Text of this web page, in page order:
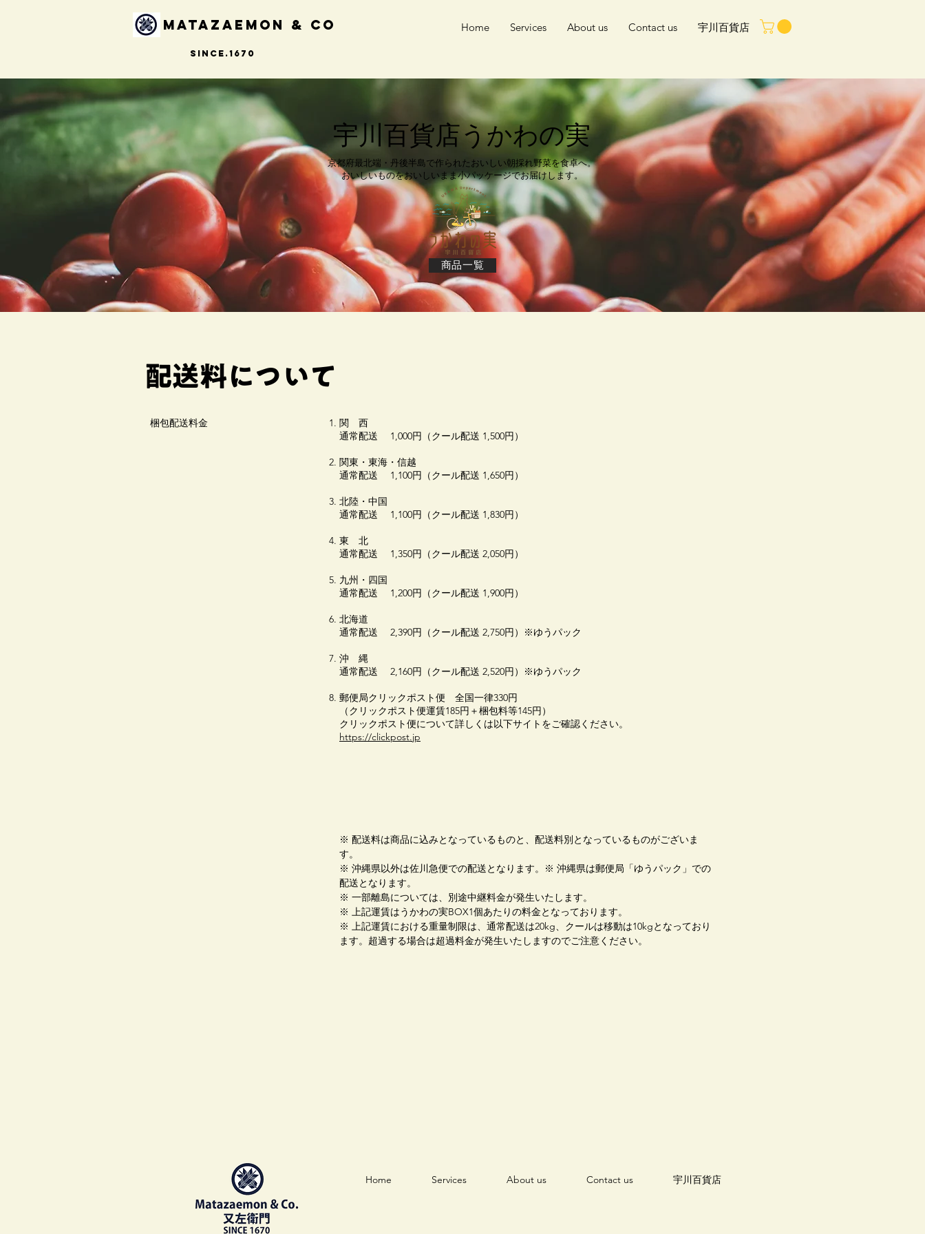
Matazaemon & Co Home Services About us Contact us 宇川百貨店
Since.1670
宇川百貨店うかわの実
京都府最北端・丹後半島で作られたおいしい朝採れ野菜を食卓へ。
おいしいものをおいしいまま小パッケージでお届けします。
商品一覧
配送料について
梱包配送料金
関 西
通常配送 1,000円（クール配送 1,500円）
関東・東海・信越
通常配送 1,100円（クール配送 1,650円）
北陸・中国
通常配送 1,100円（クール配送 1,830円）
東 北
通常配送 1,350円（クール配送 2,050円）
九州・四国
通常配送 1,200円（クール配送 1,900円）
北海道
通常配送 2,390円（クール配送 2,750円）※ゆうパック
​沖 縄
通常配送 2,160円（クール配送 2,520円）※ゆうパック
郵便局クリックポスト便 全国一律330円
（クリックポスト便運賃185円＋梱包料等145円）
クリックポスト便について詳しくは以下サイトをご確認ください。
​https://clickpost.jp
※ 配送料は商品に込みとなっているものと、配送料別となっているものがございま
す。
※ 沖縄県以外は佐川急便での配送となります。
​※ 沖縄県は郵便局「ゆうパック」での
配送となります。
※ 一部離島については、別途中継料金が発生いたします。
※ 上記運賃はうかわの実BOX1個あたりの料金となっております。
※ 上記運賃における重量制限は、通常配送は20kg、クールは移動は10kgとなっており
ます。超過する場合は超過料金が発生いたしますのでご注意ください。
Home Services About us Contact us 宇川百貨店